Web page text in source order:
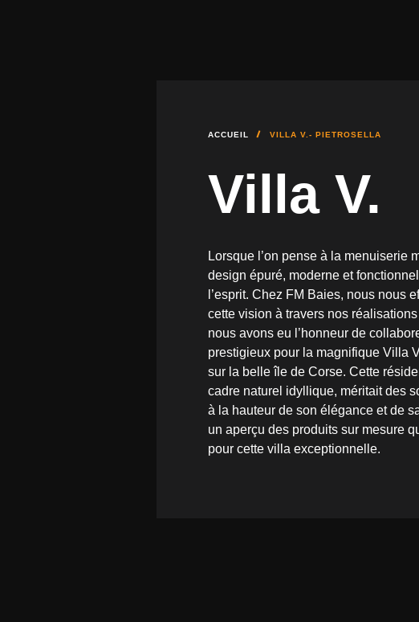
ACCUEIL VILLA V.- PIETROSELLA
Villa V.
Lorsque l’on pense à la menuiserie
design épuré, moderne et
l’esprit. Chez FM Baies, nous nous
cette vision à travers nos
nous avons eu l’honneur de
prestigieux pour la magnifique Villa
sur la belle île de Corse. Cette
cadre naturel idyllique, méritait des
à la hauteur de son élégance et de
un aperçu des produits sur mesure
pour cette villa exceptionnelle.